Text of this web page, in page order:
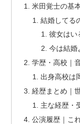
米田覚士の基
結婚してる
彼女はい
今は結婚
学歴・高校｜
出身高校は
経歴まとめ｜
主な経歴・
公演履歴｜こ